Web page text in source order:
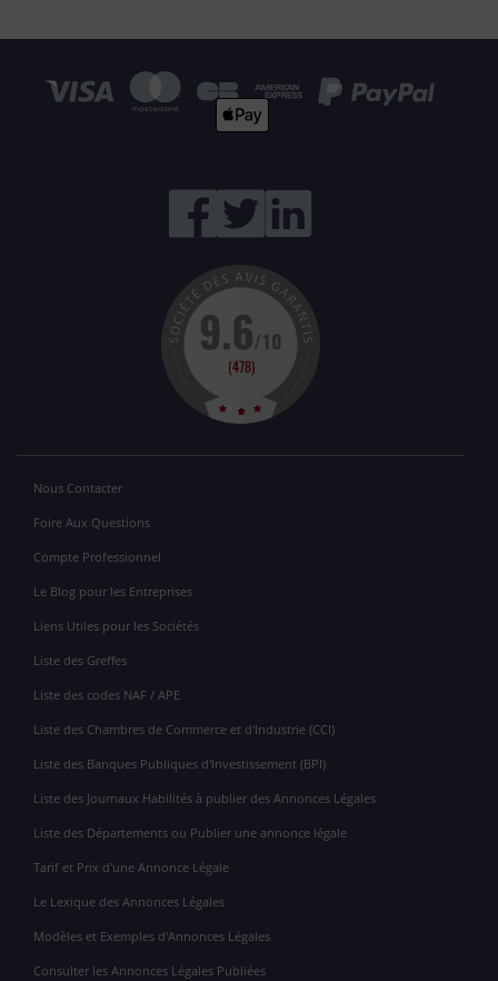
Nous Contacter
Foire Aux Questions
Compte Professionnel
Le Blog pour les Entreprises
Liens Utiles pour les Sociétés
Liste des Greffes
Liste des codes NAF / APE
Liste des Chambres de Commerce et d'Industrie (CCI)
Liste des Banques Publiques d'Investissement (BPI)
Liste des Journaux Habilités à publier des Annonces Légales
Liste des Départements ou Publier une annonce légale
Tarif et Prix d'une Annonce Légale
Le Lexique des Annonces Légales
Modèles et Exemples d'Annonces Légales
Consulter les Annonces Légales Publiées